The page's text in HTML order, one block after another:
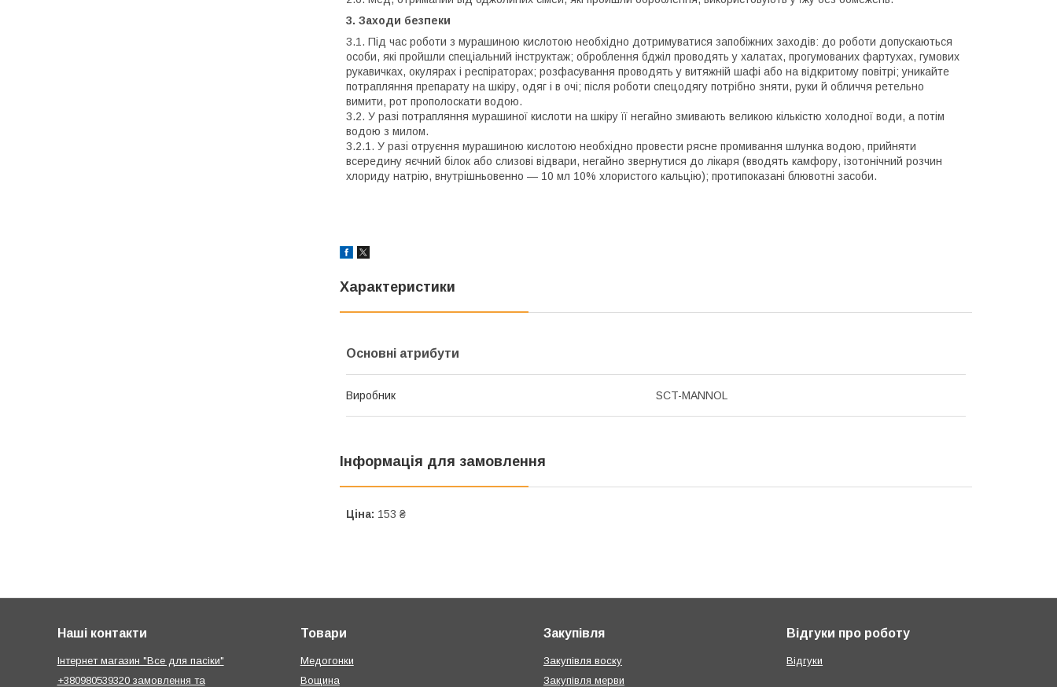
3. Заходи безпеки
3.1. Під час роботи з мурашиною кислотою необхідно дотримуватися запобіжних заходів: до роботи допускаються
особи, які пройшли спеціальний інструктаж; оброблення бджіл проводять у халатах, прогумованих фартухах, гумових
рукавичках, окулярах і респіраторах; розфасування проводять у витяжній шафі або на відкритому повітрі; уникайте
потрапляння препарату на шкіру, одяг і в очі; після роботи спецодягу потрібно зняти, руки й обличчя ретельно
вимити, рот прополоскати водою.
3.2. У разі потрапляння мурашиної кислоти на шкіру її негайно змивають великою кількістю холодної води, а потім
водою з милом.
3.2.1. У разі отруєння мурашиною кислотою необхідно провести рясне промивання шлунка водою, прийняти
всередину яєчний білок або слизові відвари, негайно звернутися до лікаря (вводять камфору, ізотонічний розчин
хлориду натрію, внутрішньовенно — 10 мл 10% хлористого кальцію); протипоказані блювотні засоби.
Характеристики
Основні атрибути
Виробник SCT-MANNOL
Інформація для замовлення
Ціна: 153 ₴
Наші контакти
Інтернет магазин "Все для пасіки"
+380980539320 замовлення та
Товари
Медогонки
Вощина
Закупівля
Закупівля воску
Закупівля мерви
Відгуки про роботу
Відгуки